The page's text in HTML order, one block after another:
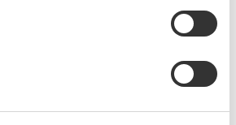
til Fredericia Sundhedshus og
i Sundhedshuset